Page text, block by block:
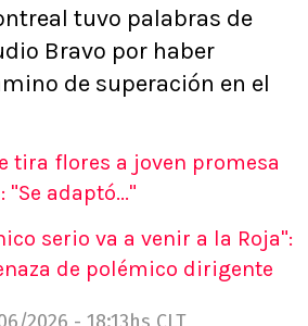
tuvo palabras de
Bravo por haber
de superación en el
tira flores a joven promesa
adaptó..."
serio va a venir a la Roja":
de polémico dirigente